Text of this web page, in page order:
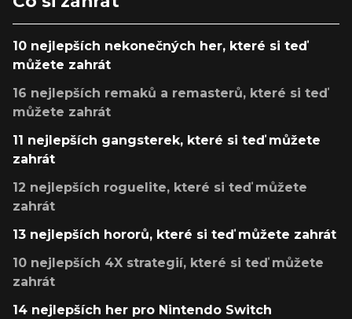
10 nejlepších nekonečných her, které si teď
můžete zahrát
16 nejlepších remaků a remasterů, které si teď
můžete zahrát
11 nejlepších gangsterek, které si teď můžete
zahrát
12 nejlepších roguelite, které si teď můžete
zahrát
13 nejlepších hororů, které si teď můžete zahrát
10 nejlepších 4X strategií, které si teď můžete
zahrát
14 nejlepších her pro Nintendo Switch